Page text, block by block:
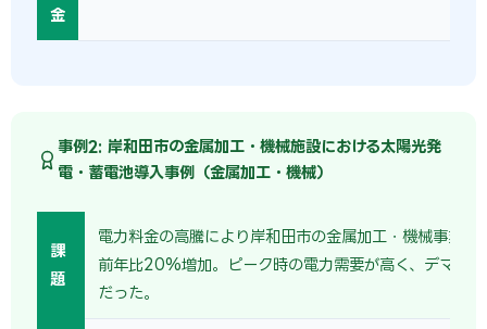
金
事例2: 岸和田市の金属加工・機械施設における太陽光発
電・蓄電池導入事例（金属加工・機械）
課
題
電力料金の高騰により岸和田市の金属加工・機械事業者
前年比20%増加。ピーク時の電力需要が高く、デマン
だった。